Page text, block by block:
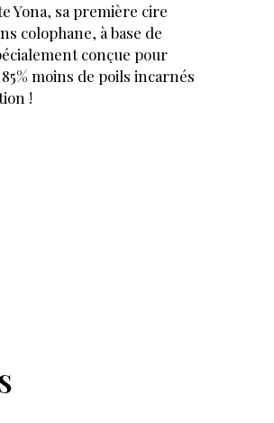
Yona, sa première cire
colophane, à base de
conçue pour
moins de poils incarnés
!